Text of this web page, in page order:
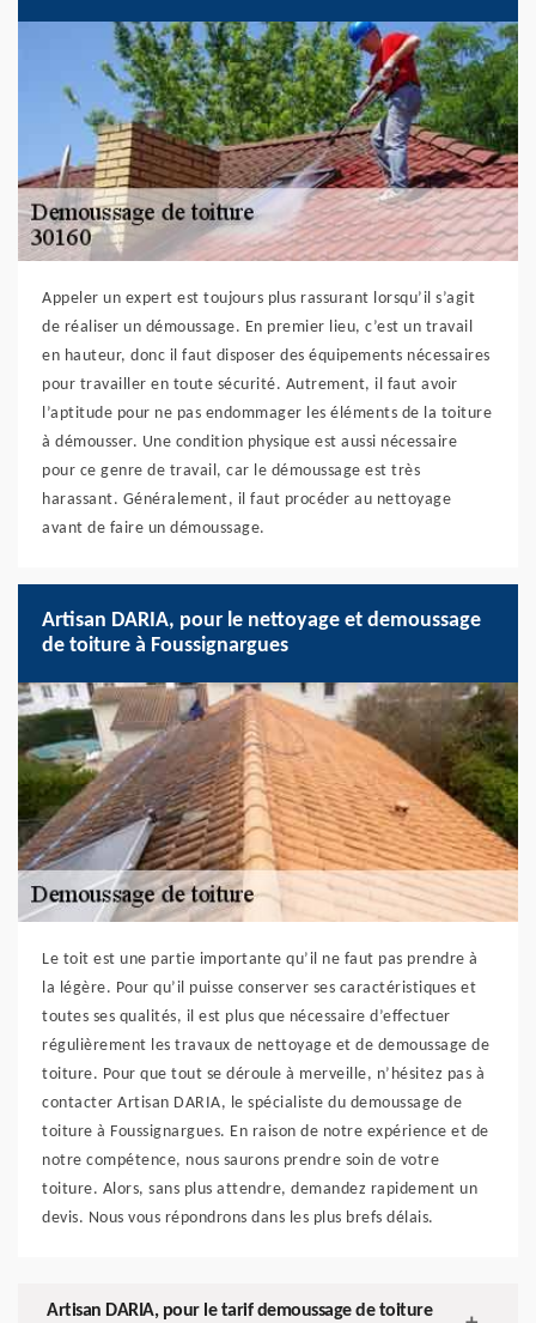
Appeler un expert est toujours plus rassurant lorsqu’il s’agit
de réaliser un démoussage. En premier lieu, c’est un travail
en hauteur, donc il faut disposer des équipements nécessaires
pour travailler en toute sécurité. Autrement, il faut avoir
l’aptitude pour ne pas endommager les éléments de la toiture
à démousser. Une condition physique est aussi nécessaire
pour ce genre de travail, car le démoussage est très
harassant. Généralement, il faut procéder au nettoyage
avant de faire un démoussage.
Artisan DARIA, pour le nettoyage et demoussage
de toiture à Foussignargues
Le toit est une partie importante qu’il ne faut pas prendre à
la légère. Pour qu’il puisse conserver ses caractéristiques et
toutes ses qualités, il est plus que nécessaire d’effectuer
régulièrement les travaux de nettoyage et de demoussage de
toiture. Pour que tout se déroule à merveille, n’hésitez pas à
contacter Artisan DARIA, le spécialiste du demoussage de
toiture à Foussignargues. En raison de notre expérience et de
notre compétence, nous saurons prendre soin de votre
toiture. Alors, sans plus attendre, demandez rapidement un
devis. Nous vous répondrons dans les plus brefs délais.
Artisan DARIA, pour le tarif demoussage de toiture